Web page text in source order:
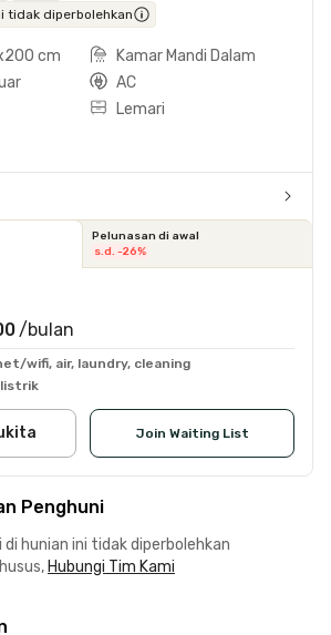
tidak diperbolehkan
cm
Kamar Mandi Dalam
AC
Lemari
Pelunasan di awal
s.d. -26%
/bulan
wifi, air, laundry, cleaning
Join Waiting List
Penghuni
hunian ini tidak diperbolehkan
Hubungi Tim Kami